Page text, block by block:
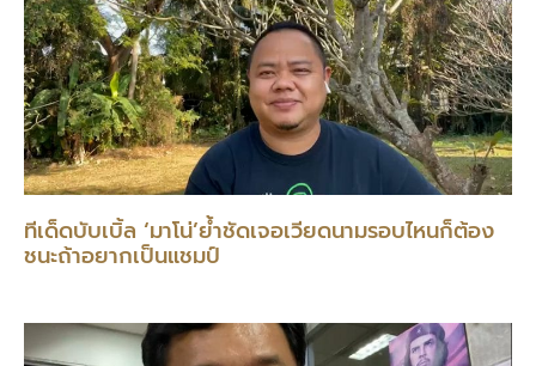
ทีเด็ดบับเบิ้ล ‘มาโน่’ย้ำชัดเจอเวียดนามรอบไหนก็ต้อง
ชนะถ้าอยากเป็นแชมป์